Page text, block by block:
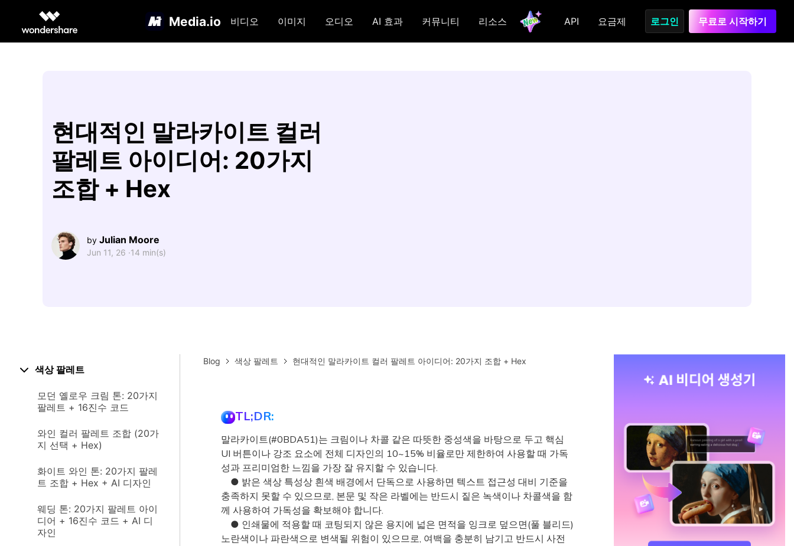
Media.io 비디오 이미지 오디오 AI 효과 커뮤니티 리소스 API 요금제 로그인 무료로 시작하기
현대적인 말라카이트 컬러
팔레트 아이디어: 20가지
조합 + Hex
by Julian Moore
Jun 11, 26 ·14 min(s)
색상 팔레트
모던 옐로우 크림 톤: 20가지
팔레트 + 16진수 코드
와인 컬러 팔레트 조합 (20가
지 선택 + Hex)
화이트 와인 톤: 20가지 팔레
트 조합 + Hex + AI 디자인
웨딩 톤: 20가지 팔레트 아이
디어 + 16진수 코드 + AI 디
자인
Blog 색상 팔레트 현대적인 말라카이트 컬러 팔레트 아이디어: 20가지 조합 + Hex
TL;DR:
말라카이트(#0BDA51)는 크림이나 차콜 같은 따뜻한 중성색을 바탕으로 두고 핵심
UI 버튼이나 강조 요소에 전체 디자인의 10~15% 비율로만 제한하여 사용할 때 가독
성과 프리미엄한 느낌을 가장 잘 유지할 수 있습니다.
● 밝은 색상 특성상 흰색 배경에서 단독으로 사용하면 텍스트 접근성 대비 기준을
충족하지 못할 수 있으므로, 본문 및 작은 라벨에는 반드시 짙은 녹색이나 차콜색을 함
께 사용하여 가독성을 확보해야 합니다.
● 인쇄물에 적용할 때 코팅되지 않은 용지에 넓은 면적을 잉크로 덮으면(풀 블리드)
노란색이나 파란색으로 변색될 위험이 있으므로, 여백을 충분히 남기고 반드시 사전